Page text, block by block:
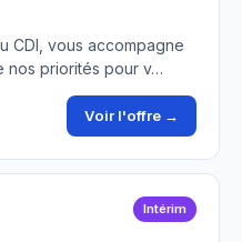
CDI, vous accompagne
nos priorités pour v…
Voir l'offre →
Intérim